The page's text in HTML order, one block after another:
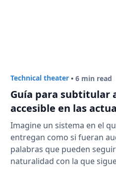
Technical theater • 6 min read
Guía para subtitular
accesible en las
Imagine un sistema en el
entregan como si fueran
palabras que pueden
naturalidad con la que